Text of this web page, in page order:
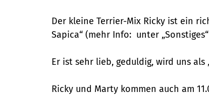
Der kleine Terrier-Mix Ricky ist ein
Sapica“ (mehr Info: unter
Er ist sehr lieb, geduldig, wird uns
Ricky und Marty kommen auch am